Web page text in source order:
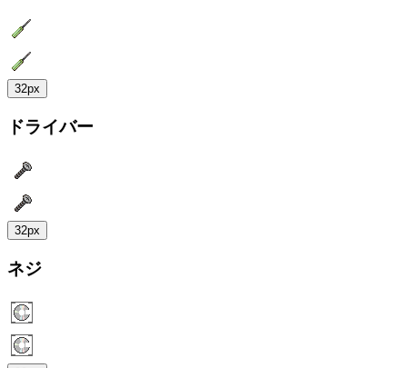
32px
ドライバー
32px
ネジ